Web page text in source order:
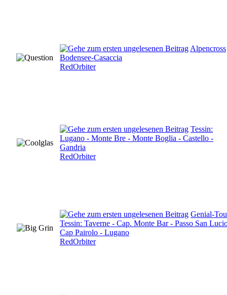
Alpencross
Bodensee-Casaccia
RedOrbiter
Tessin:
Lugano - Monte Bre - Monte Boglia - Castello -
Gandria
RedOrbiter
Genial-
Tessin: Taverne - Cap. Monte Bar - Passo San
Cap Pairolo - Lugano
RedOrbiter